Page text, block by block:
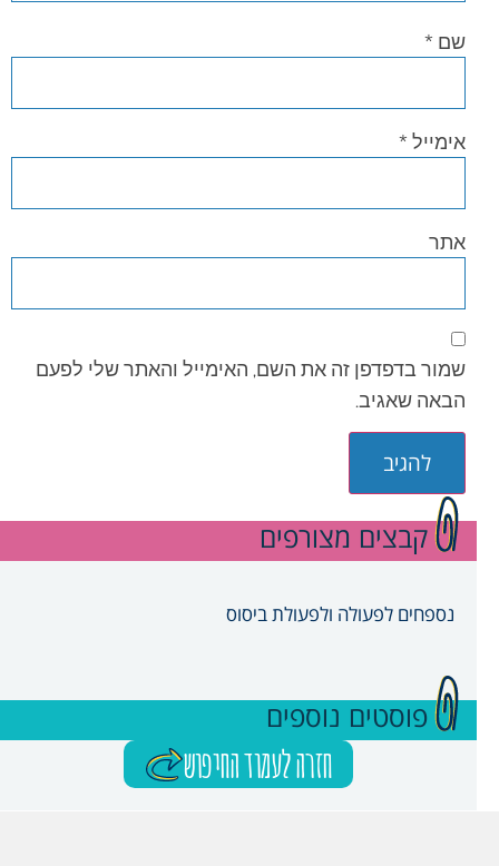
שם *
אימייל *
אתר
שמור בדפדפן זה את השם, האימייל והאתר שלי לפעם
הבאה שאגיב.
קבצים מצורפים
נספחים לפעולה ולפעולת ביסוס
פוסטים נוספים
חזרה לעמוד החיפוש